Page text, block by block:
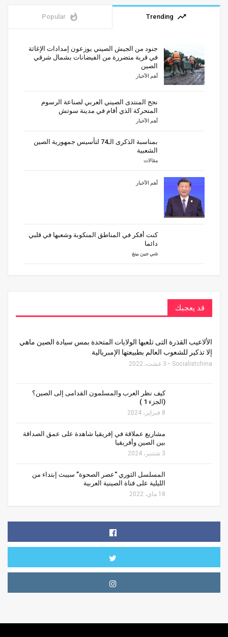
trending_up
Trending
whatshot
Popular
جنود من الجيش الصيني يوزعون إمدادات الإغاثة
في قرية متضررة من الفيضانات بشمال شرقي
الصين
أهم الأخبار
نجح المنتدى الصيني العربي لصناعة الرسوم
المتحركة الذي أقام في مدينة سوتش
أهم الأخبار
بمناسبة الذكرى الـ74 لتأسيس جمهورية الصين
الشعبية
مقالات
أهم الأخبار
كنت أفكر في المناطق المنكوبة وشعبها في قلبي
دائما
شي جين بينغ
قد يعجبك
الألاعيب القذرة التى تلعبها الولايات المتحدة بمس سيادة الصين ماهي
إلا تذكير للشعوب العالم بطبيعتها الإمبريالية
Socialistchina 3 غشت، 2022
كيف نظر العرب والمسلمون القدامى إلى الصين؟
(الجزء 1 )
8 فبراير، 2024
مشاريع عملاقة في إفريقيا شاهدة على عمق الصداقة
بين الصين وأفريقيا
3 شتنبر، 2024
المسلسل الثوري “عصر الصحوة” سيبث إبتداء من
الليلية على قناة الصينية العربية
18 ماي، 2022